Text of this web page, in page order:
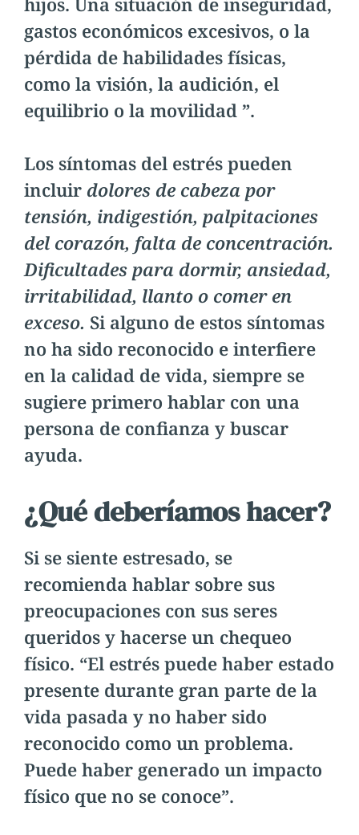
gastos económicos excesivos, o la
pérdida de habilidades físicas,
como la visión, la audición, el
equilibrio o la movilidad ”.
Los síntomas del estrés pueden
incluir dolores de cabeza por
tensión, indigestión, palpitaciones
del corazón, falta de concentración.
Dificultades para dormir, ansiedad,
irritabilidad, llanto o comer en
exceso. Si alguno de estos síntomas
no ha sido reconocido e interfiere
en la calidad de vida, siempre se
sugiere primero hablar con una
persona de confianza y buscar
ayuda.
¿Qué deberíamos hacer?
Si se siente estresado, se
recomienda hablar sobre sus
preocupaciones con sus seres
queridos y hacerse un chequeo
físico. “El estrés puede haber estado
presente durante gran parte de la
vida pasada y no haber sido
reconocido como un problema.
Puede haber generado un impacto
físico que no se conoce”.